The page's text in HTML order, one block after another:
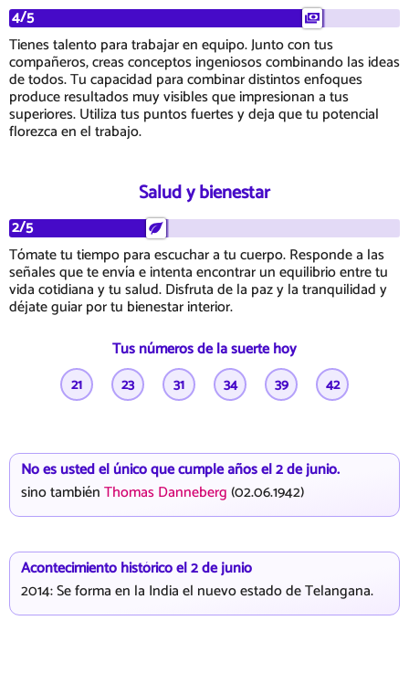
4/5
Tienes talento para trabajar en equipo. Junto con tus
compañeros, creas conceptos ingeniosos combinando las ideas
de todos. Tu capacidad para combinar distintos enfoques
produce resultados muy visibles que impresionan a tus
superiores. Utiliza tus puntos fuertes y deja que tu potencial
florezca en el trabajo.
Salud y bienestar
2/5
Tómate tu tiempo para escuchar a tu cuerpo. Responde a las
señales que te envía e intenta encontrar un equilibrio entre tu
vida cotidiana y tu salud. Disfruta de la paz y la tranquilidad y
déjate guiar por tu bienestar interior.
Tus números de la suerte hoy
21 23 31 34 39 42
No es usted el único que cumple años el 2 de junio.
sino tambiénThomas Danneberg(02.06.1942)
Acontecimiento histórico el 2 de junio
2014: Se forma en la India el nuevo estado de Telangana.